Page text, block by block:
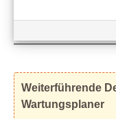
Weiterführende
Wartungsplaner